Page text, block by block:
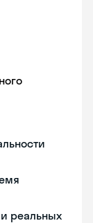
реальных